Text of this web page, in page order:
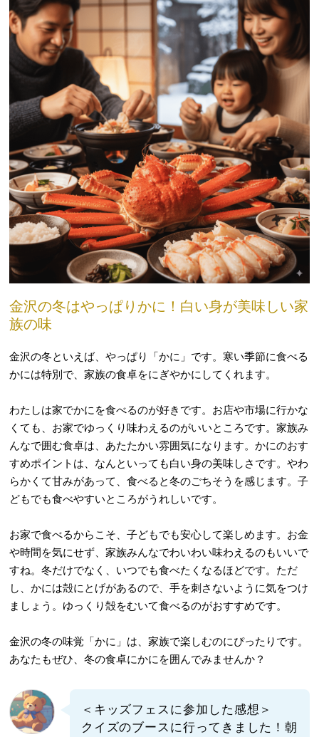
金沢の冬はやっぱりかに！白い身が美味しい家
族の味
金沢の冬といえば、やっぱり「かに」です。寒い季節に食べる
かには特別で、家族の食卓をにぎやかにしてくれます。
わたしは家でかにを食べるのが好きです。お店や市場に行かな
くても、お家でゆっくり味わえるのがいいところです。家族み
んなで囲む食卓は、あたたかい雰囲気になります。かにのおす
すめポイントは、なんといっても白い身の美味しさです。やわ
らかくて甘みがあって、食べると冬のごちそうを感じます。子
どもでも食べやすいところがうれしいです。
お家で食べるからこそ、子どもでも安心して楽しめます。お金
や時間を気にせず、家族みんなでわいわい味わえるのもいいで
すね。冬だけでなく、いつでも食べたくなるほどです。ただ
し、かには殻にとげがあるので、手を刺さないように気をつけ
ましょう。ゆっくり殻をむいて食べるのがおすすめです。
金沢の冬の味覚「かに」は、家族で楽しむのにぴったりです。
あなたもぜひ、冬の食卓にかにを囲んでみませんか？
＜キッズフェスに参加した感想＞
クイズのブースに行ってきました！朝